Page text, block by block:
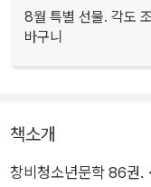
8월 특별 선물. 각도
바구니
책소개
창비청소년문학 86권.